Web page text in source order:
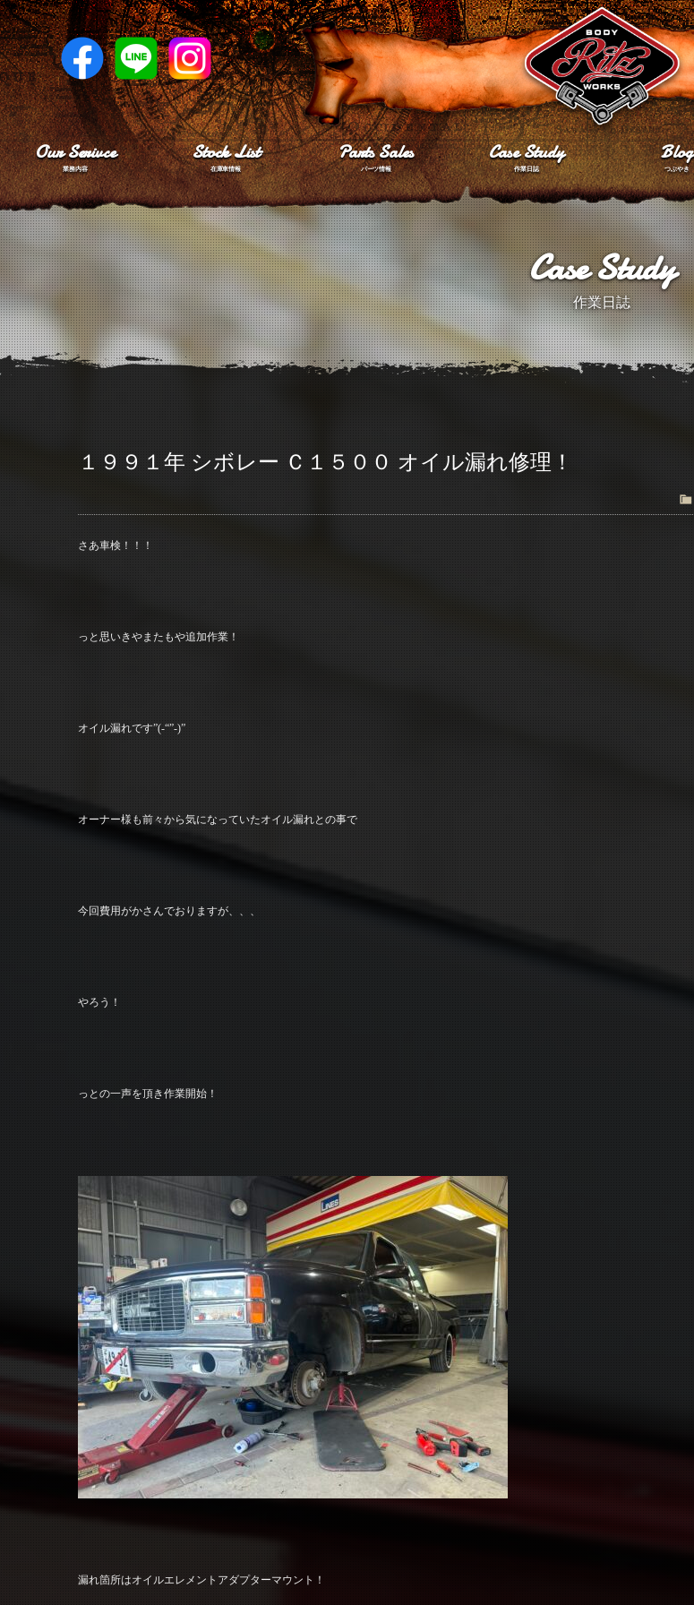
Our Serivce
業務内容
Stock List
在庫車情報
Parts Sales
パーツ情報
Case Study
作業日誌
Blog
つぶやき
Case Study
作業日誌
１９９１年 シボレー Ｃ１５００ オイル漏れ修理！
さあ車検！！！
っと思いきやまたもや追加作業！
オイル漏れです”(-“”-)”
オーナー様も前々から気になっていたオイル漏れとの事で
今回費用がかさんでおりますが、、、
やろう！
っとの一声を頂き作業開始！
漏れ箇所はオイルエレメントアダプターマウント！